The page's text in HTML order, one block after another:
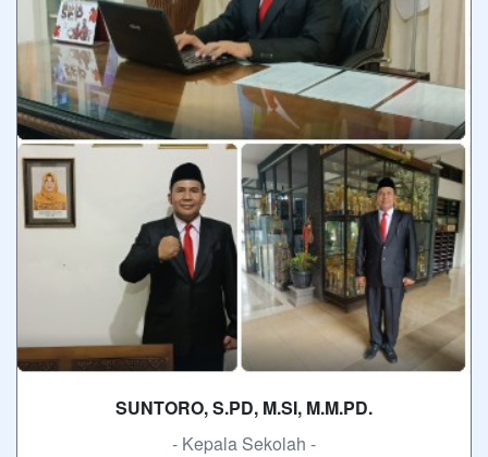
SUNTORO, S.PD, M.SI, M.M.PD.
- Kepala Sekolah -